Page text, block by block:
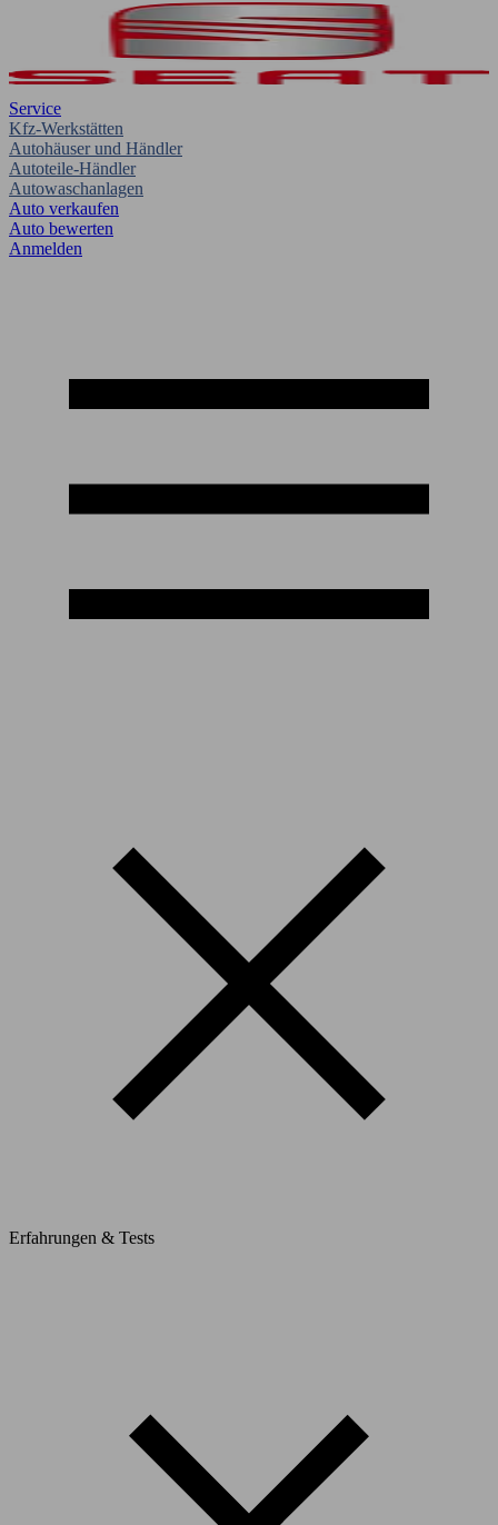
Service
Kfz-Werkstätten
Autohäuser und Händler
Autoteile-Händler
Autowaschanlagen
Auto verkaufen
Auto bewerten
Anmelden
Erfahrungen & Tests